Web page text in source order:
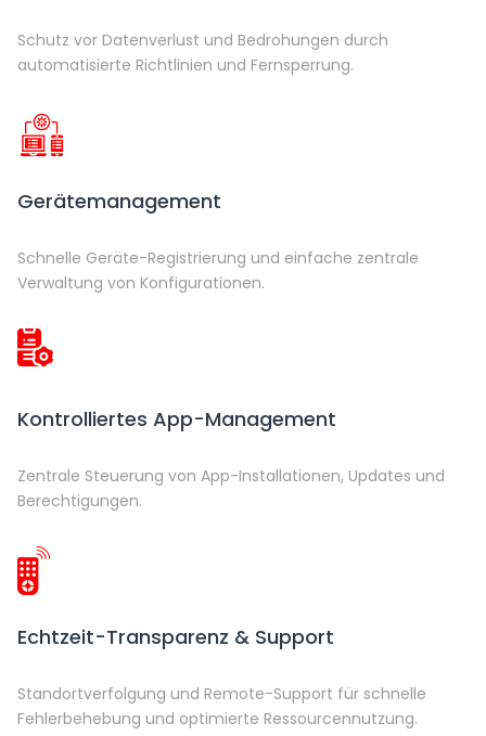
Schutz vor Datenverlust und Bedrohungen durch
automatisierte Richtlinien und Fernsperrung.
Gerätemanagement
Schnelle Geräte-Registrierung und einfache zentrale
Verwaltung von Konfigurationen.
Kontrolliertes App-Management
Zentrale Steuerung von App-Installationen, Updates und
Berechtigungen.
Echtzeit-Transparenz & Support
Standortverfolgung und Remote-Support für schnelle
Fehlerbehebung und optimierte Ressourcennutzung.